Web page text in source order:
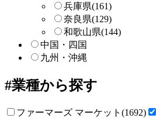
兵庫県(161)
奈良県(129)
和歌山県(144)
中国・四国
九州・沖縄
業種から探す
ファーマーズ マーケット(1692)